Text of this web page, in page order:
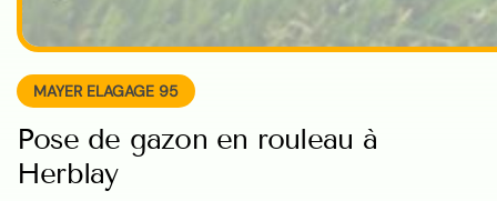
MAYER ELAGAGE 95
Pose de gazon en rouleau à
Herblay